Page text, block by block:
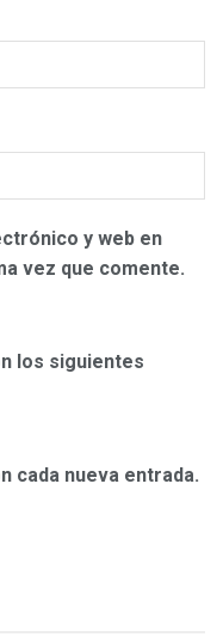
y web en
vez que comente.
los siguientes
cada nueva entrada.